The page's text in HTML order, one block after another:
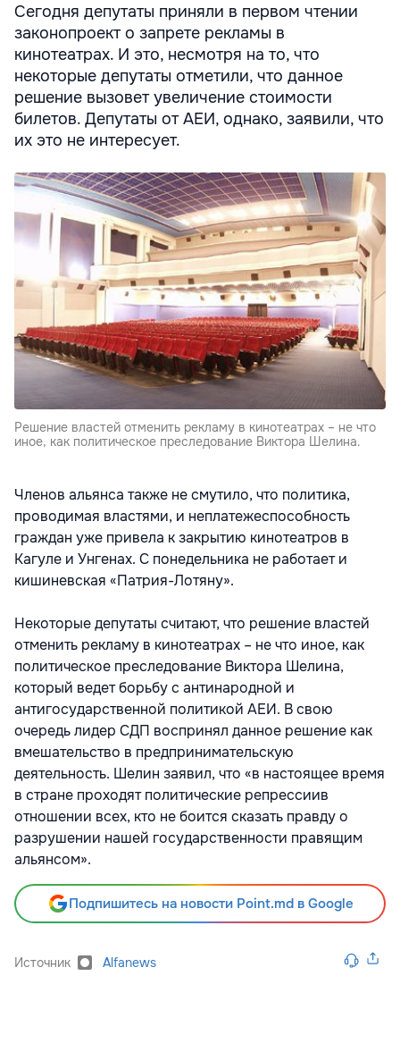
Сегодня депутаты приняли в первом чтении
законопроект о запрете рекламы в
кинотеатрах. И это, несмотря на то, что
некоторые депутаты отметили, что данное
решение вызовет увеличение стоимости
билетов. Депутаты от АЕИ, однако, заявили, что
их это не интересует.
Решение властей отменить рекламу в кинотеатрах – не что
иное, как политическое преследование Виктора Шелина.
Членов альянса также не смутило, что политика,
проводимая властями, и неплатежеспособность
граждан уже привела к закрытию кинотеатров в
Кагуле и Унгенах. С понедельника не работает и
кишиневская «Патрия-Лотяну».
Некоторые депутаты считают, что решение властей
отменить рекламу в кинотеатрах – не что иное, как
политическое преследование Виктора Шелина,
который ведет борьбу с антинародной и
антигосударственной политикой АЕИ. В свою
очередь лидер СДП воспринял данное решение как
вмешательство в предпринимательскую
деятельность. Шелин заявил, что «в настоящее время
в стране проходят политические репрессиив
отношении всех, кто не боится сказать правду о
разрушении нашей государственности правящим
альянсом».
Подпишитесь на новости Point.md в Google
Источник Alfanews